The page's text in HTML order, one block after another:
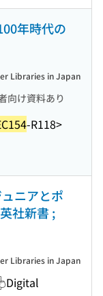
年時代の
向け資料あり
-R118>
Libraries in Japan
ニアとポ
社新書 ;
Digital
Libraries in Japan